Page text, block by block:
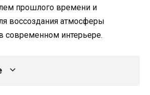
прошлого времени и
воссоздания атмосферы
современном интерьере.